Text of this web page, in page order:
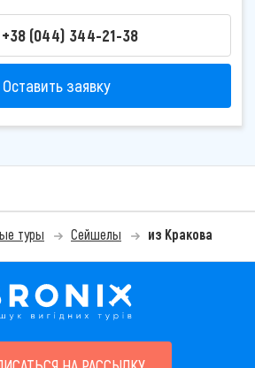
+38 (044) 344-21-38
Оставить заявку
туры Сейшелы из Кракова